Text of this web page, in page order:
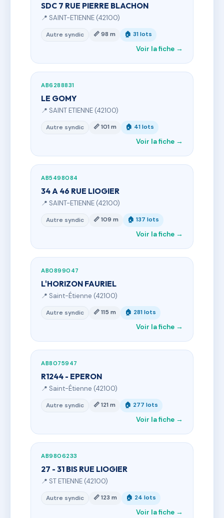
SDC 7 RUE PIERRE BLACHON
📍 SAINT-ETIENNE (42100)
Autre syndic 📏 98 m 🏠 31 lots
Voir la fiche →
AB6288831
LE GOMY
📍 SAINT ETIENNE (42100)
Autre syndic 📏 101 m 🏠 41 lots
Voir la fiche →
AB5498084
34 A 46 RUE LIOGIER
📍 SAINT-ETIENNE (42100)
Autre syndic 📏 109 m 🏠 137 lots
Voir la fiche →
AB0899047
L'HORIZON FAURIEL
📍 Saint-Étienne (42100)
Autre syndic 📏 115 m 🏠 281 lots
Voir la fiche →
AB8075947
R1244 - EPERON
📍 Saint-Étienne (42100)
Autre syndic 📏 121 m 🏠 277 lots
Voir la fiche →
AB9806233
27 - 31 BIS RUE LIOGIER
📍 ST ETIENNE (42100)
Autre syndic 📏 123 m 🏠 24 lots
Voir la fiche →